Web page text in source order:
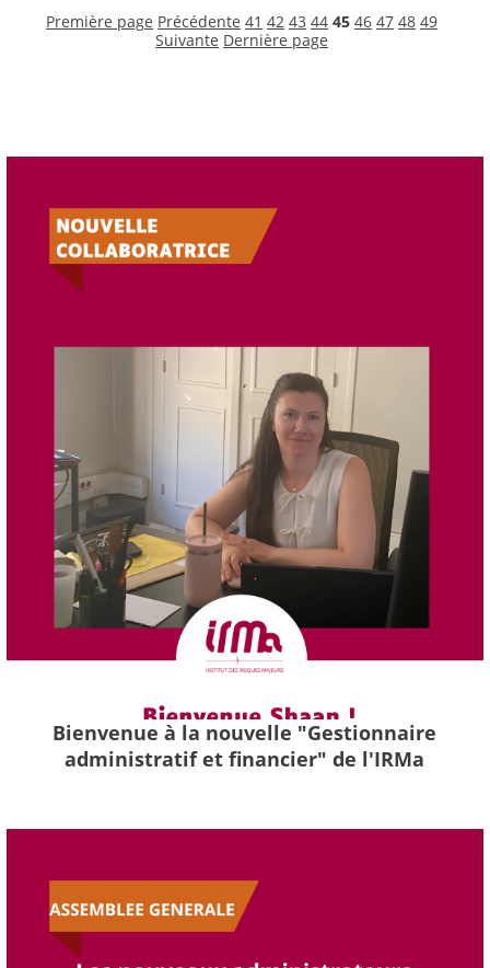
Première page Précédente 41 42 43 44 45 46 47 48 49
Suivante Dernière page
Bienvenue à la nouvelle "Gestionnaire
administratif et financier" de l'IRMa